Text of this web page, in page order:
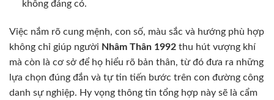
không đáng có.
Việc nắm rõ cung mệnh, con số, màu sắc và hướng phù hợp
không chỉ giúp người Nhâm Thân 1992 thu hút vượng khí
mà còn là cơ sở để họ hiểu rõ bản thân, từ đó đưa ra những
lựa chọn đúng đắn và tự tin tiến bước trên con đường công
danh sự nghiệp. Hy vọng thông tin tổng hợp này sẽ là cẩm